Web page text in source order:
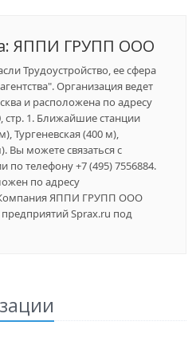
ЯППИ ГРУПП ООО
Трудоустройство, ее сфера
Организация ведет
и расположена по адресу
стр. 1. Ближайшие станции
Тургеневская (400 м),
Вы можете связаться с
по телефону +7 (495) 7556884.
по адресу
ЯППИ ГРУПП ООО
Sprax.ru под